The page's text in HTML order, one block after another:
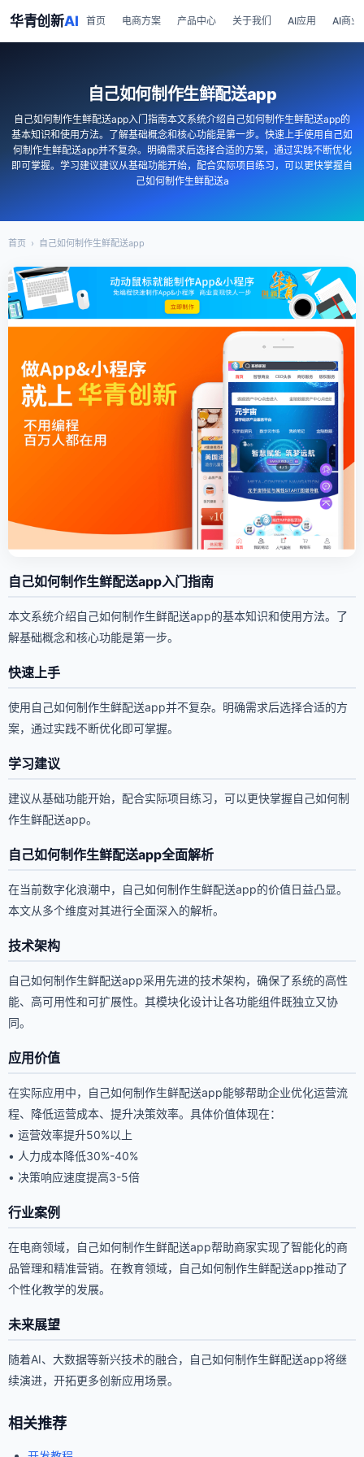
华青创新AI 首页 电商方案 产品中心 关于我们 AI应用 AI商业
自己如何制作生鲜配送app
自己如何制作生鲜配送app入门指南本文系统介绍自己如何制作生鲜配送app的
基本知识和使用方法。了解基础概念和核心功能是第一步。快速上手使用自己如
何制作生鲜配送app并不复杂。明确需求后选择合适的方案，通过实践不断优化
即可掌握。学习建议建议从基础功能开始，配合实际项目练习，可以更快掌握自
己如何制作生鲜配送a
首页 › 自己如何制作生鲜配送app
自己如何制作生鲜配送app入门指南
本文系统介绍自己如何制作生鲜配送app的基本知识和使用方法。了
解基础概念和核心功能是第一步。
快速上手
使用自己如何制作生鲜配送app并不复杂。明确需求后选择合适的方
案，通过实践不断优化即可掌握。
学习建议
建议从基础功能开始，配合实际项目练习，可以更快掌握自己如何制
作生鲜配送app。
自己如何制作生鲜配送app全面解析
在当前数字化浪潮中，自己如何制作生鲜配送app的价值日益凸显。
本文从多个维度对其进行全面深入的解析。
技术架构
自己如何制作生鲜配送app采用先进的技术架构，确保了系统的高性
能、高可用性和可扩展性。其模块化设计让各功能组件既独立又协
同。
应用价值
在实际应用中，自己如何制作生鲜配送app能够帮助企业优化运营流
程、降低运营成本、提升决策效率。具体价值体现在：
• 运营效率提升50%以上
• 人力成本降低30%-40%
• 决策响应速度提高3-5倍
行业案例
在电商领域，自己如何制作生鲜配送app帮助商家实现了智能化的商
品管理和精准营销。在教育领域，自己如何制作生鲜配送app推动了
个性化教学的发展。
未来展望
随着AI、大数据等新兴技术的融合，自己如何制作生鲜配送app将继
续演进，开拓更多创新应用场景。
相关推荐